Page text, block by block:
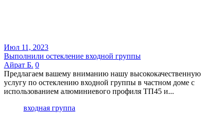
Июл 11, 2023
Выполнили остекление входной группы
Айрат Б. 0
Предлагаем вашему вниманию нашу высококачественную
услугу по остеклению входной группы в частном доме с
использованием алюминиевого профиля ТП45 и...
входная группа